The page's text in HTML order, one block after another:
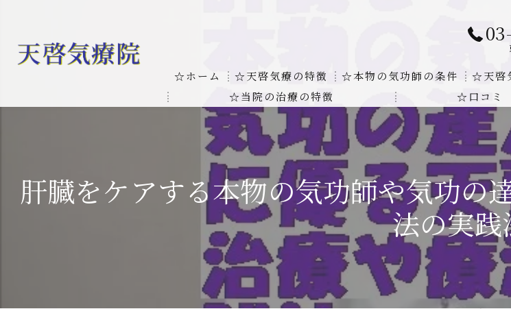
☆ホーム ☆天啓気療の特徴
お客様の質問に対する回答
天啓気療に関する書籍
本物の気功師にも優るサイ能力の凄さ
気功治療や療法と天啓気療の違い
☆本物の気功師の条件
クンダリニーの上昇でチャクラの覚醒
☆天啓
☆当院の治療の特徴
線維筋痛症
線維筋痛症が天啓気療により奇跡的な寛解
難病の疾患
難病治療に革命チャクラ覚醒サイ能力
肝臓の疾患
肝臓疾患の原因と症状を解明及び緩解法
☆口コミ
肝臓をケアする本物の気功師や気功の
法の実践